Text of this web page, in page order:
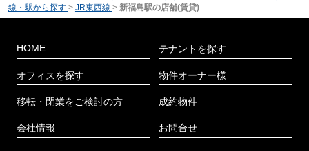
線・駅から探す > JR東西線 > 新福島駅の店舗(賃貸)
HOME
オフィスを探す
移転・閉業をご検討の方
会社情報
テナントを探す
物件オーナー様
成約物件
お問合せ